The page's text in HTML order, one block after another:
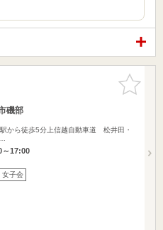
お気に入
りに追加
磯部
から徒歩5分上信越自動車道 松井田・
～17:00
女子会